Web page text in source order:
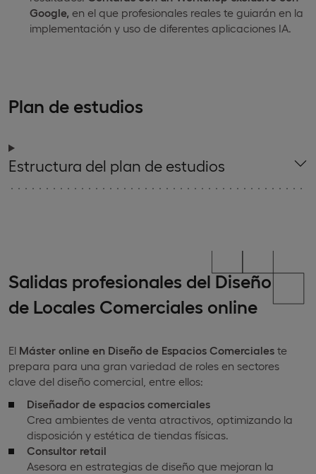
Google, en el que profesionales reales te guiarán en la
implementación y uso de diferentes aplicaciones IA.
Plan de estudios
Estructura del plan de estudios
Salidas profesionales del Diseño
de Locales Comerciales online
El Máster online en Diseño de Espacios Comerciales te
prepara para una gran variedad de roles en sectores
clave del diseño comercial, entre ellos:
Diseñador de espacios comerciales
Crea ambientes de venta atractivos, optimizando la
disposición y estética de tiendas físicas.
Consultor retail
Asesora en estrategias de diseño que mejoran la